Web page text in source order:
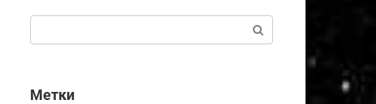
Метки